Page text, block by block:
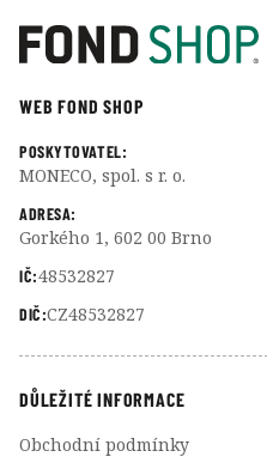
WEB FOND SHOP
POSKYTOVATEL:
MONECO, spol. s r. o.
ADRESA:
Gorkého 1, 602 00 Brno
IČ:48532827
DIČ:CZ48532827
DŮLEŽITÉ INFORMACE
Obchodní podmínky